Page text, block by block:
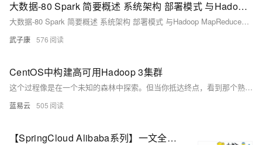
大数据-80 Spark 简要概述 系统架构 部署模式 与Hadoop MapReduce对比
大数据-80 Spark 简要概述 系统架构 部署模式 与Hadoop MapReduce对比
武子康 576
CentOS中构建高可用Hadoop 3集群
这个过程像是在一个未知的森林中探索。但当你抵达终点，看到那个熟悉的Hadoop管理界面时，所有的艰辛都会化为乌有。仔细观察，尽全力，这就是构建高可用Hadoop 3集群的挑战之旅。
蓝易云 505
【SpringCloud Alibaba系列】一文全面解析Zookeeper安装、常用命令、JavaAPI操作、Watch事件监听、分布式锁、集群搭建、核心理论